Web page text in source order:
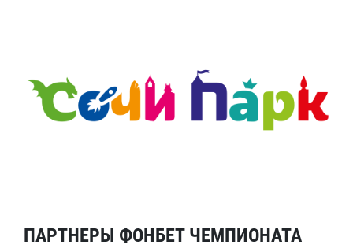
ПАРТНЕРЫ ФОНБЕТ ЧЕМПИОНАТА